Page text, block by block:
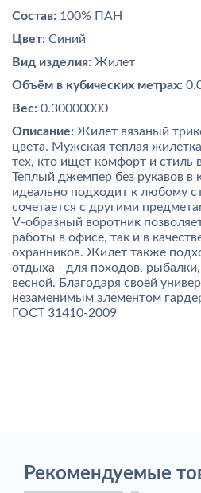
Состав: 100% ПАН
Цвет: Синий
Вид изделия: Жилет
Объём в кубических метрах:
Вес: 0.30000000
Описание: Жилет вязаный
цвета. Мужская теплая
тех, кто ищет комфорт и стиль
Теплый джемпер без рукавов в
идеально подходит к любому
сочетается с другими
V-образный воротник
работы в офисе, так и в
охранников. Жилет также
отдыха - для походов,
весной. Благодаря своей
незаменимым элементом
ГОСТ 31410-2009
Рекомендуемые